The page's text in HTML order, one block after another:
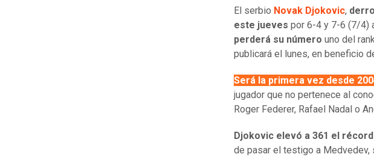
El serbio Novak Djokovic,
este jueves por 6-4 y 7-6 (7/4)
perderá su número uno del
publicará el lunes, en beneficio
Será la primera vez desde
jugador que no pertenece al
Roger Federer, Rafael Nadal o
Djokovic elevó a 361 el récord
de pasar el testigo a Medvedev,